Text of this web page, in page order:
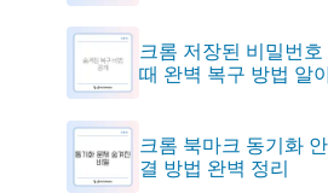
크롬 저장된 비밀번
때 완벽 복구 방법 알
크롬 북마크 동기화
결 방법 완벽 정리